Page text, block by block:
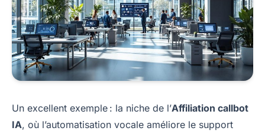
Un excellent exemple : la niche de l’Affiliation callbot
IA, où l’automatisation vocale améliore le support